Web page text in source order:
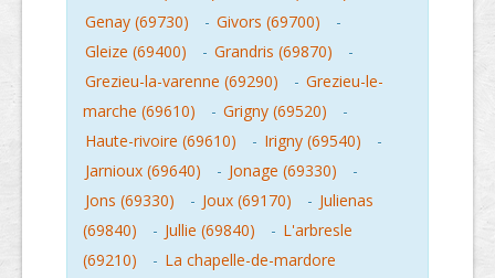
Genay (69730)
- Givors (69700)
-
Gleize (69400)
- Grandris (69870)
-
Grezieu-la-varenne (69290)
- Grezieu-le-
marche (69610)
- Grigny (69520)
-
Haute-rivoire (69610)
- Irigny (69540)
-
Jarnioux (69640)
- Jonage (69330)
-
Jons (69330)
- Joux (69170) - Julienas
(69840)
- Jullie (69840) - L'arbresle
(69210)
- La chapelle-de-mardore